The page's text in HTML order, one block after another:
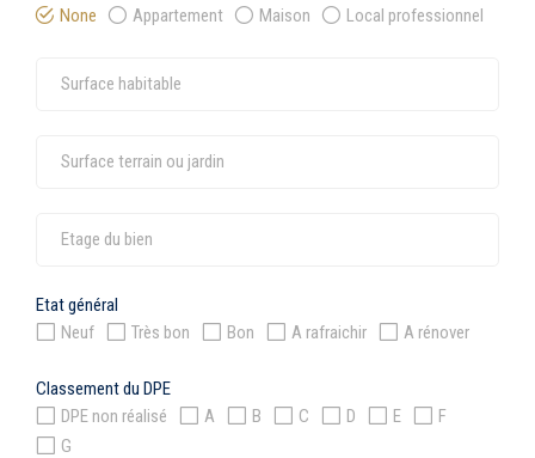
None
Appartement Maison Local professionnel
Etat général
Neuf
Très bon Bon A rafraichir A rénover
Classement du DPE
DPE non réalisé
A B C D E
F
G